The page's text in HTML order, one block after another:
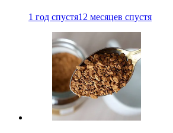
1 год спустя12 месяцев спустя